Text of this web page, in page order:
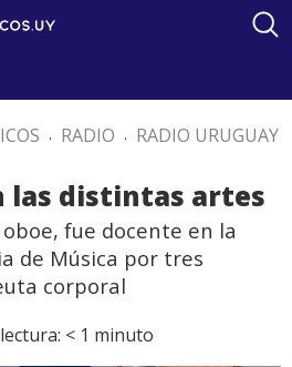
. RADIO . RADIO URUGUAY
las distintas artes
fue docente en la
de Música por tres
corporal
< 1 minuto